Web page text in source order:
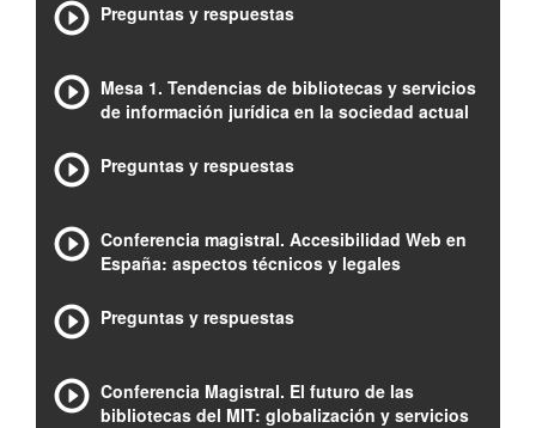
Preguntas y respuestas
Mesa 1. Tendencias de bibliotecas y servicios
de información jurídica en la sociedad actual
Preguntas y respuestas
Conferencia magistral. Accesibilidad Web en
España: aspectos técnicos y legales
Preguntas y respuestas
Conferencia Magistral. El futuro de las
bibliotecas del MIT: globalización y servicios